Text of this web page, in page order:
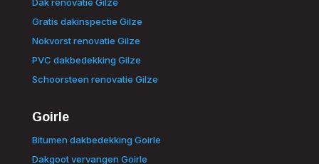
Gratis dakinspectie Gilze
Nokvorst renovatie Gilze
PVC dakbedekking Gilze
Schoorsteen renovatie Gilze
Goirle
Bitumen dakbedekking Goirle
Dakgoot vervangen Goirle